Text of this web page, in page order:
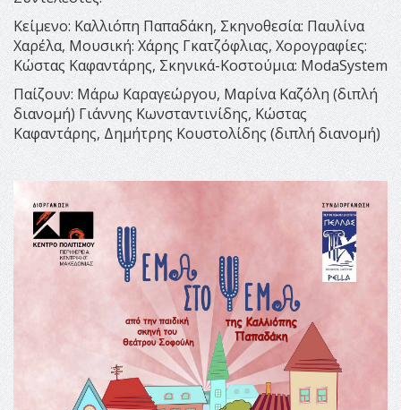
Κείμενο: Καλλιόπη Παπαδάκη, Σκηνοθεσία: Παυλίνα
Χαρέλα, Μουσική: Χάρης Γκατζόφλιας, Χορογραφίες:
Κώστας Καφαντάρης, Σκηνικά-Κοστούμια: ModaSystem
Παίζουν: Μάρω Καραγεώργου, Μαρίνα Καζόλη (διπλή
διανομή) Γιάννης Κωνσταντινίδης, Κώστας
Καφαντάρης, Δημήτρης Κουστολίδης (διπλή διανομή)